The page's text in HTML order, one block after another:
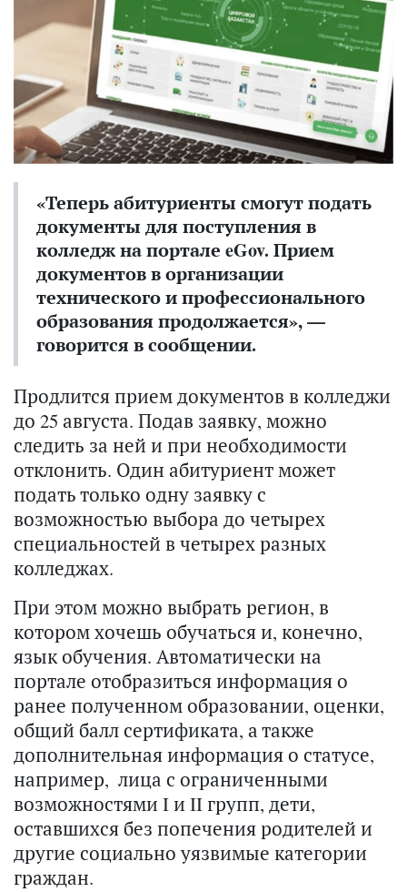
«Теперь абитуриенты смогут подать
документы для поступления в
колледж на портале eGov. Прием
документов в организации
технического и профессионального
образования продолжается», —
говорится в сообщении.
Продлится прием документов в колледжи
до 25 августа. Подав заявку, можно
следить за ней и при необходимости
отклонить. Один абитуриент может
подать только одну заявку с
возможностью выбора до четырех
специальностей в четырех разных
колледжах.
При этом можно выбрать регион, в
котором хочешь обучаться и, конечно,
язык обучения. Автоматически на
портале отобразиться информация о
ранее полученном образовании, оценки,
общий балл сертификата, а также
дополнительная информация о статусе,
например, лица с ограниченными
возможностями I и II групп, дети,
оставшихся без попечения родителей и
другие социально уязвимые категории
граждан.